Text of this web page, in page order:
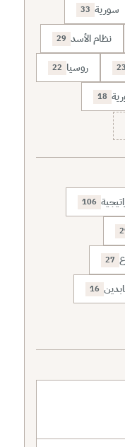
سورية 33
نظام الأسد 29
23 روسيا 22
18
106
27
16